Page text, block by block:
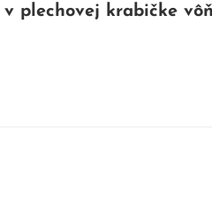
plechovej krabičke